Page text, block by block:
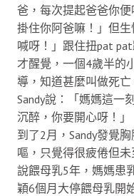
爸，每次提起爸爸你便
掛住你阿爸嘛！」但
喊呀！」跟住扭pat pat
才醒覺，一個4歲半的
導，知道甚麼叫做死
Sandy說：「媽媽這一
沉醉，你要開心呀！」
到了2月，Sandy發覺
嘔，只覺得很疲倦但
說餵母乳5年，媽媽患
穎6個月大停餵母乳開